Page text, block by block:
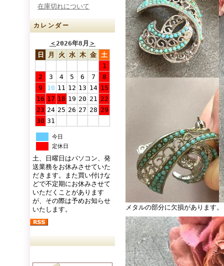
在庫切れについて
カレンダー
＜2026年8月 ＞
日
月 火 水 木 金 土
1
2
3 4 5 6 7
8
9
10 11 12 13 14 15
16 17 18 19 20 21 22
23 24 25 26 27 28 29
30 31
今日
定休日
土、日曜日はパソコン、発
送業務をお休みさせていた
だきます。また買い付けな
どで不定期にお休みさせて
いただくことがあります
が、その際は予めお知らせ
いたします。
メタルの部分に欠損があります。